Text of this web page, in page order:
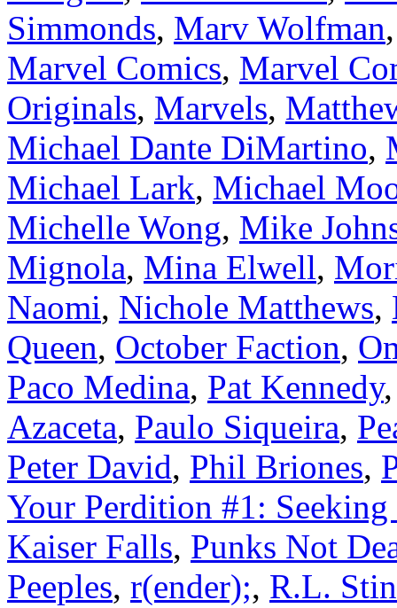
Simmonds, Marv Wolfman
Marvel Comics, Marvel
Originals, Marvels,
Michael Dante DiMartino,
Michael Lark, Michael
Michelle Wong, Mike
Mignola, Mina Elwell,
Naomi, Nichole Matthews,
Queen, October Faction,
Paco Medina, Pat Kennedy
Azaceta, Paulo Siqueira,
Peter David, Phil Briones,
Your Perdition #1:
Kaiser Falls, Punks Not
Peeples, r(ender);, R.L.